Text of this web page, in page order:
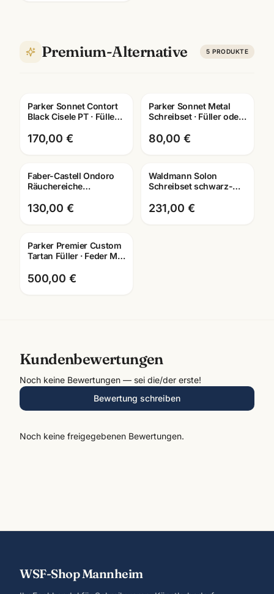
Premium-Alternative 5 PRODUKTE
Gravur
Parker Sonnet Contort
Black Cisele PT · Füller +
Edition
170,00 €
Gravur
Parker Sonnet Metal
Schreibset · Füller oder
Lasergravur
80,00 €
Faber-Castell Ondoro
Räuchereiche
Roller + Kuli · mit
Lasergravur
130,00 €
Gravur
Waldmann Solon
Schreibset schwarz-
Kugelschreiber ·
0422/0419
231,00 €
Parker Premier Custom
Tartan Füller · Feder M ·
Mannheim
500,00 €
Kundenbewertungen
Noch keine Bewertungen — sei die/der erste!
Bewertung schreiben
Noch keine freigegebenen Bewertungen.
WSF-Shop Mannheim